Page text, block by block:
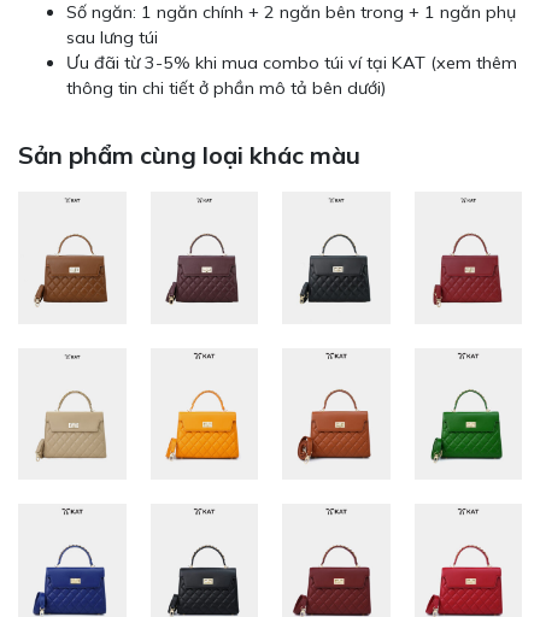
Số ngăn: 1 ngăn chính + 2 ngăn bên trong + 1 ngăn phụ
sau lưng túi
Ưu đãi từ 3-5% khi mua combo túi ví tại KAT (xem thêm
thông tin chi tiết ở phần mô tả bên dưới)
Sản phẩm cùng loại khác màu